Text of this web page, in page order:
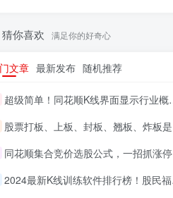
猜你喜欢 满足你的好奇心
文章 最新发布 随机推荐
超级简单！同花顺K线界面显示行业概念指标代码图解
股票打板、上板、封板、翘板、炸板是什么意思？炒股你必须懂的暗语！
同花顺集合竞价选股公式，一招抓涨停让你秒变打板高手！
2024最新K线训练软件排行榜！股民福利，十款专业分析工具全揭秘！